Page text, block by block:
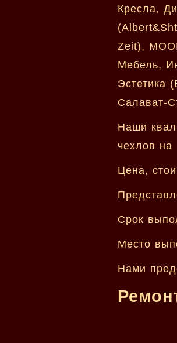
Кресла,
Zeit),
Мебель,
Эстетика
Салават-
Наши
чехлов на
Цена,
Срок
Место
Нами